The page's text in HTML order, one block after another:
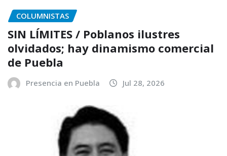
COLUMNISTAS
SIN LÍMITES / Poblanos ilustres
olvidados; hay dinamismo comercial
de Puebla
Presencia en Puebla Jul 28, 2026